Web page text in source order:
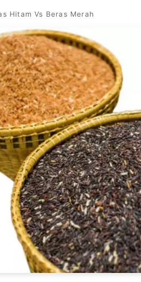
Hitam Vs Beras Merah